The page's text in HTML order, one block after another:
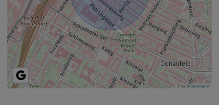
Tiles ©basemap.at